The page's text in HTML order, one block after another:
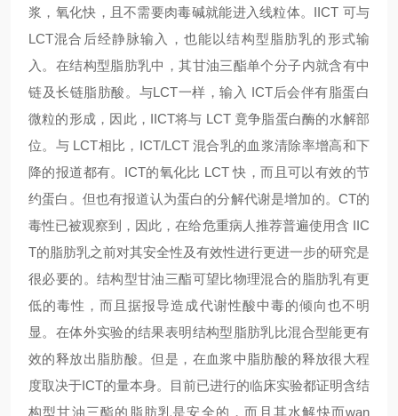
浆，氧化快，且不需要肉毒碱就能进入线粒体。IICT 可与
LCT混合后经静脉输入，也能以结构型脂肪乳的形式输
入。在结构型脂肪乳中，其甘油三酯单个分子内就含有中
链及长链脂肪酸。与LCT一样，输入 ICT后会伴有脂蛋白
微粒的形成，因此，IICT将与 LCT 竟争脂蛋白酶的水解部
位。与 LCT相比，ICT/LCT 混合乳的血浆清除率增高和下
降的报道都有。ICT的氧化比 LCT 快，而且可以有效的节
约蛋白。但也有报道认为蛋白的分解代谢是增加的。CT的
毒性已被观察到，因此，在给危重病人推荐普遍使用含 IIC
T的脂肪乳之前对其安全性及有效性进行更进一步的研究是
很必要的。结构型甘油三酯可望比物理混合的脂肪乳有更
低的毒性，而且据报导造成代谢性酸中毒的倾向也不明
显。在体外实验的结果表明结构型脂肪乳比混合型能更有
效的释放出脂肪酸。但是，在血浆中脂肪酸的释放很大程
度取决于ICT的量本身。目前已进行的临床实验都证明含结
构型甘油三酯的脂肪乳是安全的，而且其水解快而wan